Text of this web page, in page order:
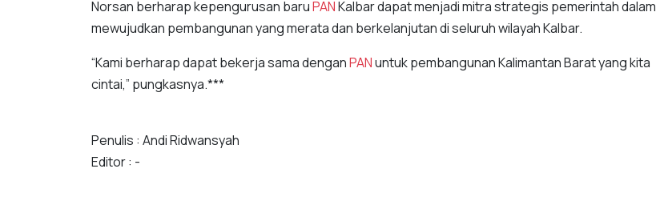
Norsan berharap kepengurusan baruPANKalbar dapat menjadi mitra strategis pemerintah dalam
mewujudkan pembangunan yang merata dan berkelanjutan di seluruh wilayah Kalbar.
“Kami berharap dapat bekerja sama denganPANuntuk pembangunan Kalimantan Barat yang kita
cintai,” pungkasnya.***
Penulis : Andi Ridwansyah
Editor : -